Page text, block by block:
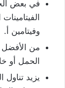
في بعض
وفيتامين أ.
من الأفضل
الحمل أو
يزيد